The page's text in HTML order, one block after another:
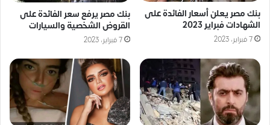
بنك مصر يعلن أسعار الفائدة على
الشهادات فبراير 2023
7 فبراير، 2023
بنك مصر يرفع سعر الفائدة على
القروض الشخصية والسيارات
7 فبراير، 2023